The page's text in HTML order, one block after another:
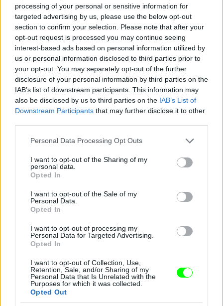
processing of your personal or sensitive information for
targeted advertising by us, please use the below opt-out
section to confirm your selection. Please note that after your
opt-out request is processed you may continue seeing
interest-based ads based on personal information utilized by
us or personal information disclosed to third parties prior to
your opt-out. You may separately opt-out of the further
disclosure of your personal information by third parties on the
IAB’s list of downstream participants. This information may
also be disclosed by us to third parties on the IAB’s List of
Downstream Participants that may further disclose it to other
Please note that this website/app uses one or more Google
not limited to your visit or usage behaviour. You may click to
grant or deny consent to Google and its third-party tags to
use your data for below specified purposes in below Google
consent section.
Personal Data Processing Opt Outs
I want to opt-out of the Sharing of my
personal data.
Opted In
I want to opt-out of the Sale of my
Personal Data.
Opted In
I want to opt-out of processing my
Personal Data for Targeted Advertising.
Opted In
I want to opt-out of Collection, Use,
Retention, Sale, and/or Sharing of my
Personal Data that Is Unrelated with the
Purposes for which it was collected.
Opted Out
1972, a Kapp Recordsnak pózol egy
portrésorozathoz
Jön még kép!